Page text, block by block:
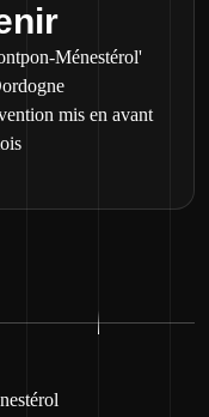
Ménestérol'
mis en avant